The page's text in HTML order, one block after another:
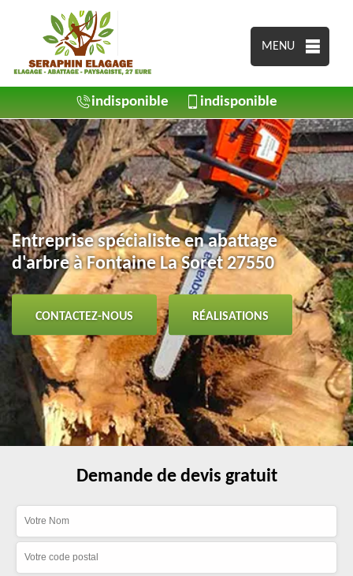
MENU
indisponible indisponible
Entreprise spécialiste en abattage
d'arbre à Fontaine La Soret 27550
CONTACTEZ-NOUS RÉALISATIONS
Demande de devis gratuit